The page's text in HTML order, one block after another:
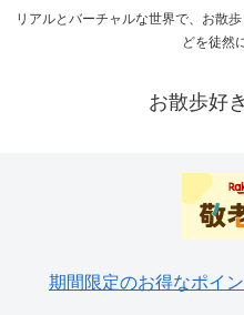
リアルとバーチャルな世界で、お散
どを徒然
お散歩好
期間限定のお得なポイ